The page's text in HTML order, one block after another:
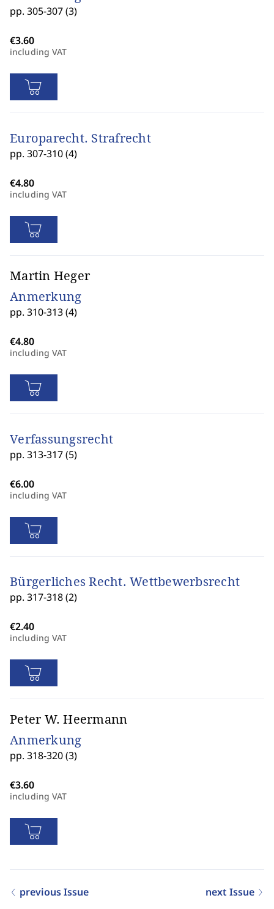
pp. 305-307 (3)
including VAT
Europarecht. Strafrecht
pp. 307-310 (4)
including VAT
Martin Heger
Anmerkung
pp. 310-313 (4)
including VAT
Verfassungsrecht
pp. 313-317 (5)
including VAT
Bürgerliches Recht. Wettbewerbsrecht
pp. 317-318 (2)
including VAT
Peter W. Heermann
Anmerkung
pp. 318-320 (3)
including VAT
previous Issue next Issue